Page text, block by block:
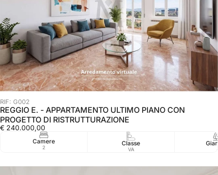
RIF: G002
REGGIO E. - APPARTAMENTO ULTIMO PIANO CON
PROGETTO DI RISTRUTTURAZIONE
€ 240.000,00
Camere
2
Classe
VA